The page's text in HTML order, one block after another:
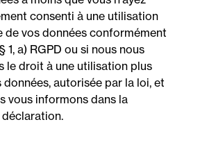
consenti à une utilisation
de vos données conformément
1, a) RGPD ou si nous nous
le droit à une utilisation plus
données, autorisée par la loi, et
vous informons dans la